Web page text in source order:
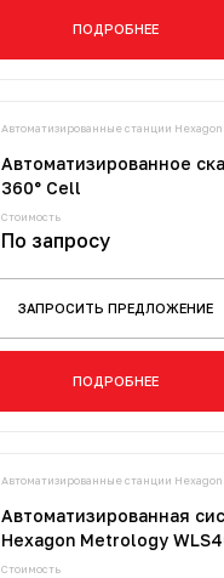
ПОДРОБНЕЕ
Автоматизированные станции Hexagon
Автоматизированное
360° Cell
Стоимость
По запросу
ЗАПРОСИТЬ ПРЕДЛОЖЕНИЕ
ПОДРОБНЕЕ
Автоматизированные станции Hexagon
Автоматизированная
Hexagon Metrology
Стоимость